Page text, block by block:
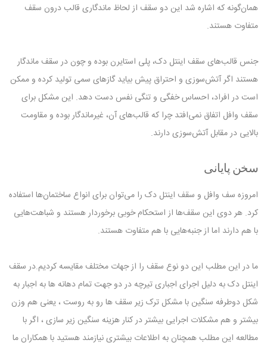
همان‌گونه که اشاره شد این دو سقف از لحاظ ماندگاری قالب درون سقف
متفاوت هستند.
جنس قالب‌های سقف اینتل دک، پلی استایرن بوده و چون در سقف ماندگار
هستند اگر آتش‌سوزی و احتراق پیش بیاید گازهای سمی تولید کرده و ممکن
است در افراد، احساس خفگی و تنگی نفس دست دهد. این مشکل برای
سقف وافل اتفاق نمی‌افتد چرا که قالب‌های آن، غیرماندگار بوده و مقاومت
بالایی در مقابل آتش‌سوزی دارند.
سخن پایانی
امروزه سف وافل و سقف اینتل دک را می‌توان برای انواع ساختمان‌ها استفاده
کرد. هر دوی این سقف‌ها از استحکام خوبی برخوردار هستند و شباهت‌هایی
با هم دارند اما از جنبه‌هایی با هم متفاوت‌ هستند.
ما در این مطلب این دو نوع سقف را از جهات مختلف مقایسه کردیم.در سقف
اینتل دک به دلیل اجرای اجباری تیرچه در دو جهت تمام دهانه ها به اجبار به
شکل دوطرفه سنگین با مشکل ترک زیر سقف ها رو به روست ، یعنی هم وزن
بیشتر و هم مشکلات اجرایی بیشتر در کنار هزینه سنگین زیر سازی ، اگر با
مطالعه این مطلب همچنان به اطلاعات بیشتری نیازمند هستید با همکاران ما